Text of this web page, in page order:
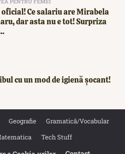
oficial! Ce salariu are Mirabela
dar asta nu e tot! Surpriza
cu un mod de igienă șocant!
Geografie
Gramatică/Vocabular
Tech Stuff